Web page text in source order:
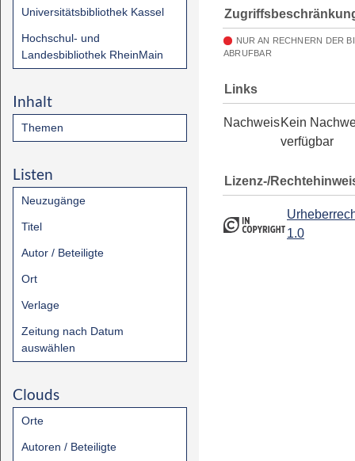
Universitätsbibliothek Kassel
Hochschul- und
Landesbibliothek RheinMain
Inhalt
Themen
Listen
Neuzugänge
Titel
Autor / Beteiligte
Ort
Verlage
Zeitung nach Datum
auswählen
Clouds
Orte
Autoren / Beteiligte
NUR AN RECHNERN DER
ABRUFBAR
Links
NachweisKein
verfügbar
Lizenz-/
1.0